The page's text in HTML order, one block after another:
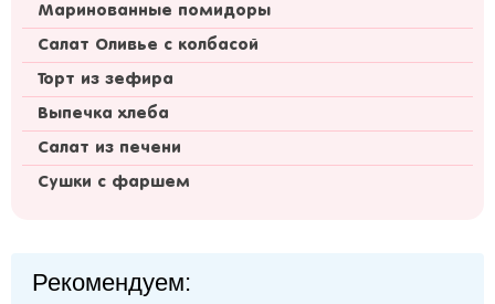
Маринованные помидоры
Салат Оливье с колбасой
Торт из зефира
Выпечка хлеба
Салат из печени
Сушки с фаршем
Рекомендуем: